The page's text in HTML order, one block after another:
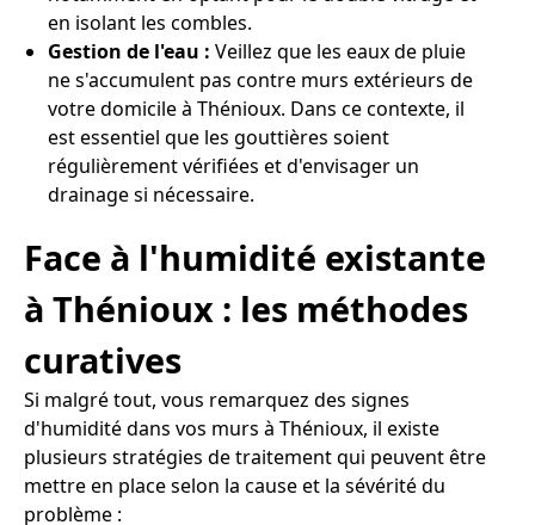
en isolant les combles.
Gestion de l'eau : Veillez que les eaux de pluie
ne s'accumulent pas contre murs extérieurs de
votre domicile à Thénioux. Dans ce contexte, il
est essentiel que les gouttières soient
régulièrement vérifiées et d'envisager un
drainage si nécessaire.
Face à l'humidité existante
à Thénioux : les méthodes
curatives
Si malgré tout, vous remarquez des signes
d'humidité dans vos murs à Thénioux, il existe
plusieurs stratégies de traitement qui peuvent être
mettre en place selon la cause et la sévérité du
problème :